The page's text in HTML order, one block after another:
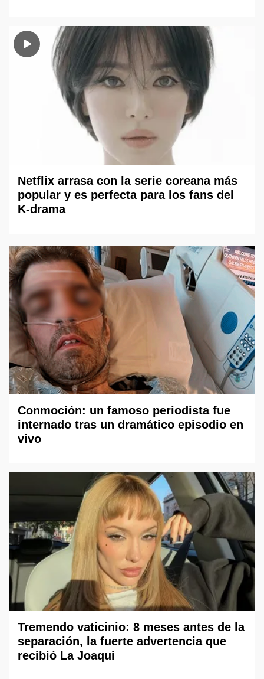
Netflix arrasa con la serie coreana más
popular y es perfecta para los fans del
K-drama
Conmoción: un famoso periodista fue
internado tras un dramático episodio en
vivo
Tremendo vaticinio: 8 meses antes de la
separación, la fuerte advertencia que
recibió La Joaqui